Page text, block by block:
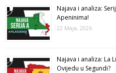
Najava i analiza:
Apeninima!
22 Maja, 2026
Najava i analiza: La
Ovijedu u Segundi?